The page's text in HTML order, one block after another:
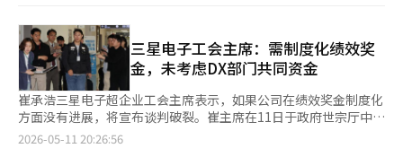
会内部围绕半导体（DS）中心的绩效奖金要求出现了劳劳冲突，
但超企业工会决定在此次谈判中不处理该问题。 崔主席表
示：“三家工会共同决定的事项现在很难改变。”并表示：“我们
不想制造不诚实谈判的争议。”他还补充道：“作为过半工会，已
获得法律地位，明年将积极审议共同资源问题。” 三星电子的劳
资双方将在11日和12日两天内，在中央劳动委员会的主持下进行
事后调解程序。事后调解是在原调解未达成协议后，依据劳资双方
的合意重新进行的调解程序。如果调解方案得以提出，将具有与集
榜样。” 此前，三星电子工会自去年12月以来一直要求取消绩效
奖金上限，并与公司进行谈判。然而，双方未能达成协议，工会在
宣布谈判破裂后，预告将于21日进行总罢工。 在此背景下，三星
电子超大型工会将在劳动部门的调解下，参与11日至12日的中央
劳动委员会后续调解程序。 对此，金部长在当天上午也在其社交
平台上表示：“从今天开始，艰难的三星电子后续调解将正式开
始，感谢劳资双方的决策。这是一项不易的调解，但解决方案或许
就在我们身边。” 劳动部也表示，将支持三星电子劳资从共生的
三星电子工会主席：需制度化绩效奖
金，未考虑DX部门共同资金
崔承浩三星电子超企业工会主席表示，如果公司在绩效奖金制度化
方面没有进展，将宣布谈判破裂。崔主席在11日于政府世宗厅中央
劳动委员会举行的劳资事后调解会议前接受记者采访时表示：“我
2026-05-11 20:26:56